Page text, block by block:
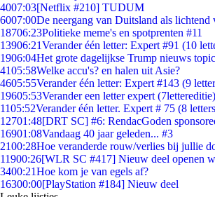
4007:03[Netflix #210] TUDUM
6007:00De neergang van Duitsland als lichtend
18706:23Politieke meme's en spotprenten #11
13906:21Verander één letter: Expert #91 (10
1906:04Het grote dagelijkse Trump nieuws
4105:58Welke accu's? en halen uit Asie?
4605:55Verander één letter: Expert #143 (9
19605:53Verander een letter expert
1105:52Verander één letter. Expert # 75 (8
12701:48[DRT SC] #6: RendacGoden
16901:08Vandaag 40 jaar geleden... #3
2100:28Hoe veranderde rouw/verlies bij jullie
11900:26[WLR SC #417] Nieuw deel openen
3400:21Hoe kom je van egels af?
16300:00[PlayStation #184] Nieuw deel